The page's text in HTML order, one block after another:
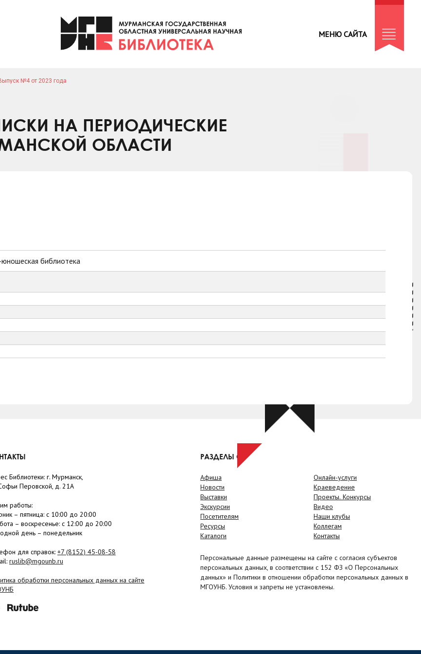
МЕНЮ САЙТА
№4 от 2023 года
НА ПЕРИОДИЧЕСКИЕ
ОБЛАСТИ
библиотека
Библиотеки: г. Мурманск,
Перовской, д. 21А
работы:
– пятница: с 10:00 до 20:00
– воскресенье: c 12:00 до 20:00
день – понедельник
для справок: +7 (8152) 45-08-58
ruslib@mgounb.ru
обработки персональных данных на сайте
РАЗДЕЛЫ САЙТА
Афиша
Новости
Выставки
Экскурсии
Посетителям
Ресурсы
Каталоги
Онлайн-услуги
Краеведение
Проекты. Конкурсы
Видео
Наши клубы
Коллегам
Контакты
Персональные данные размещены на сайте с согласия субъектов
персональных данных, в соответствии с 152 ФЗ «О Персональных
данных» и Политики в отношении обработки персональных данных в
МГОУНБ. Условия и запреты не установлены.